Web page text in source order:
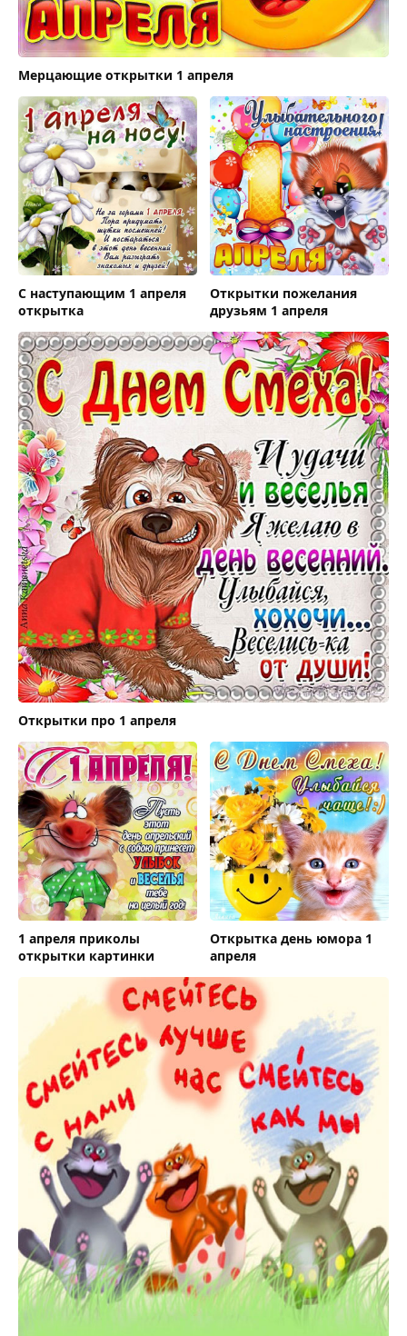
Мерцающие открытки 1 апреля
С наступающим 1 апреля
открытка
Открытки пожелания
друзьям 1 апреля
Открытки про 1 апреля
1 апреля приколы
открытки картинки
Открытка день юмора 1
апреля